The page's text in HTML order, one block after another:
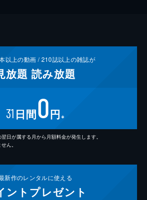
以上の動画 /210誌以上の雑誌が
放題 読み放題
31 日間0円 ※
日が属する月から月額料金が発生します。
ん。
新作のレンタルに使える
ント プレゼント